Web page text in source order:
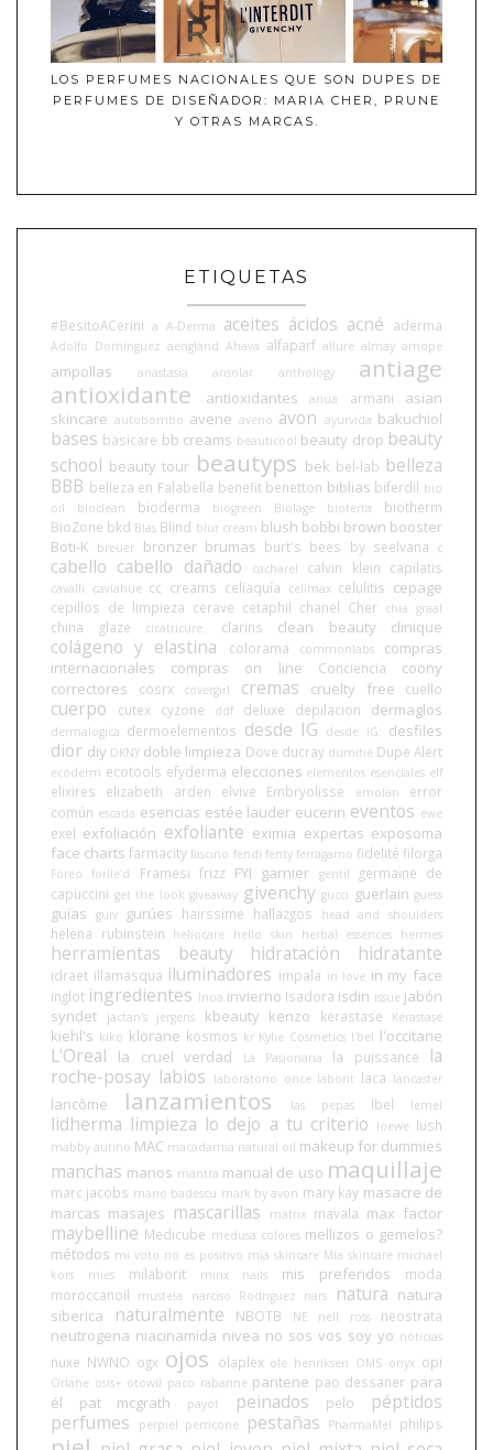
LOS PERFUMES NACIONALES QUE SON DUPES DE
PERFUMES DE DISEÑADOR: MARIA CHER, PRUNE
Y OTRAS MARCAS.
ETIQUETAS
#BesitoACerini a A-Derma aceites ácidos acné aderma
Adolfo Domínguez aengland Ahava alfaparf allure almay amope
ampollas anastasia ansolar anthology
antiage
antioxidante
antioxidantes anua armani
asian
skincare autobombo avene aveno avon ayurvida bakuchiol
bases basicare bb creams beauticool beauty drop beauty
school beauty tour beautyps bek bel-lab belleza
BBB belleza en Falabella benefit benetton biblias biferdil bio
oil
bioclean bioderma biogreen Biolage bioterra
biotherm
BioZone bkd Blas Blind blur cream blush bobbi brown booster
Boti-K
breuer bronzer brumas burt's bees by seelvana c
cabello cabello dañado cacharel calvin klein capilatis
cavalli caviahue cc creams celiaquía celimax celulitis cepage
cepillos de limpieza cerave cetaphil chanel Cher chia graal
china glaze cicatricure. clarins clean beauty clinique
colágeno y elastina colorama commonlabs
compras
internacionales
compras on line Conciencia
coony
correctores
cosrx covergirl cremas cruelty free cuello
cuerpo cutex cyzone ddf deluxe depilacion dermaglos
dermalogica dermoelementos desde IG desde IG. desfiles
dior diy DKNY doble limpieza Dove ducray dumitié Dupe Alert
ecoderm ecotools efyderma elecciones elementos esenciales elf
elixires elizabeth arden elvive Embryolisse emolan
error
común escada esencias estée lauder eucerin eventos ewe
exel exfoliación exfoliante eximia expertas exposoma
face charts farmacity fascino fendi fenty ferragamo fidelité filorga
Foreo forlle'd Framesi frizz FYI garnier gentil
germaine de
capuccini get the look giveaway givenchy gucci guerlain guess
guías guiv gurúes hairssime hallazgos head and shoulders
helena rubinstein heliocare hello skin herbal essences hermes
herramientas beauty hidratación hidratante
idraet illamasqua iluminadores impala in love in my face
inglot ingredientes Inoa invierno Isadora isdin issue jabón
syndet
jactan's jergens kbeauty kenzo kerastase Kérastase
kiehl's kiko klorane kosmos kr Kylie Cosmetics l'bel l'occitane
L'Oreal la cruel verdad La Pasionaria la puissance
la
roche-posay labios laboratorio once laborit laca lancaster
lancôme lanzamientos las pepas lbel lemel
lidherma limpieza lo dejo a tu criterio loewe lush
mabby autino MAC macadamia natural oil makeup for dummies
manchas manos mantra manual de uso maquillaje
marc jacobs mario badescu mark by avon mary kay masacre de
marcas masajes mascarillas matrix mavala max factor
maybelline Medicube medusa colores mellizos o gemelos?
métodos mi voto no es positivo mia skincare Mía skincare michael
kors
mies milaborit minx nails mis preferidos
moda
moroccanoil
mustela narciso Rodriguez nars natura natura
siberica
naturalmente NBOTB NE nell ross neostrata
neutrogena niacinamida nivea no sos vos soy yo noticias
nuxe NWNO ogx ojos olaplex ole henriksen OMS onyx opi
Orlane osis+ otowil paco rabanne pantene pao dessaner para
él
pat mcgrath payot peinados pelo
péptidos
perfumes
perpiel perricone pestañas PharmaMel philips